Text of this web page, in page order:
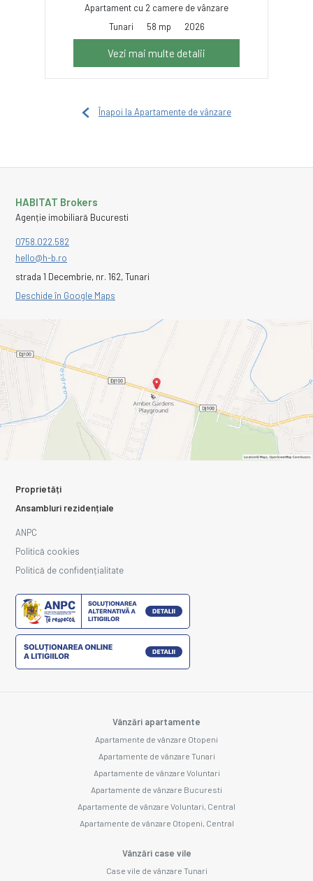
Apartament cu 2 camere de vânzare
Tunari
58 mp 2026
Vezi mai multe detalii
Înapoi la Apartamente de vânzare
HABITAT Brokers
Agenție imobiliară Bucuresti
0758.022.582
hello@h-b.ro
strada 1 Decembrie, nr. 162, Tunari
Deschide în Google Maps
Proprietăți
Ansambluri rezidențiale
ANPC
Politică cookies
Politică de confidențialitate
Vânzări apartamente
Apartamente de vânzare Otopeni
Apartamente de vânzare Tunari
Apartamente de vânzare Voluntari
Apartamente de vânzare Bucuresti
Apartamente de vânzare Voluntari, Central
Apartamente de vânzare Otopeni, Central
Vânzări case vile
Case vile de vânzare Tunari